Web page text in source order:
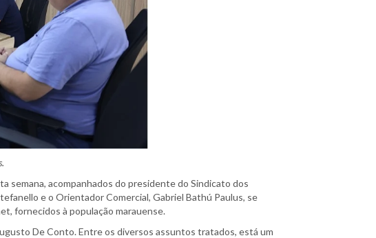
semana, acompanhados do presidente do Sindicato dos
e o Orientador Comercial, Gabriel Bathú Paulus, se
fornecidos à população marauense.
De Conto. Entre os diversos assuntos tratados, está um